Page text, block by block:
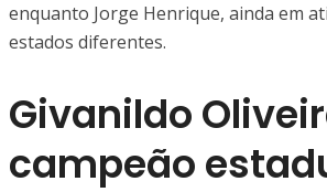
enquanto Jorge Henrique, ainda em
estados diferentes.
Givanildo
campeão